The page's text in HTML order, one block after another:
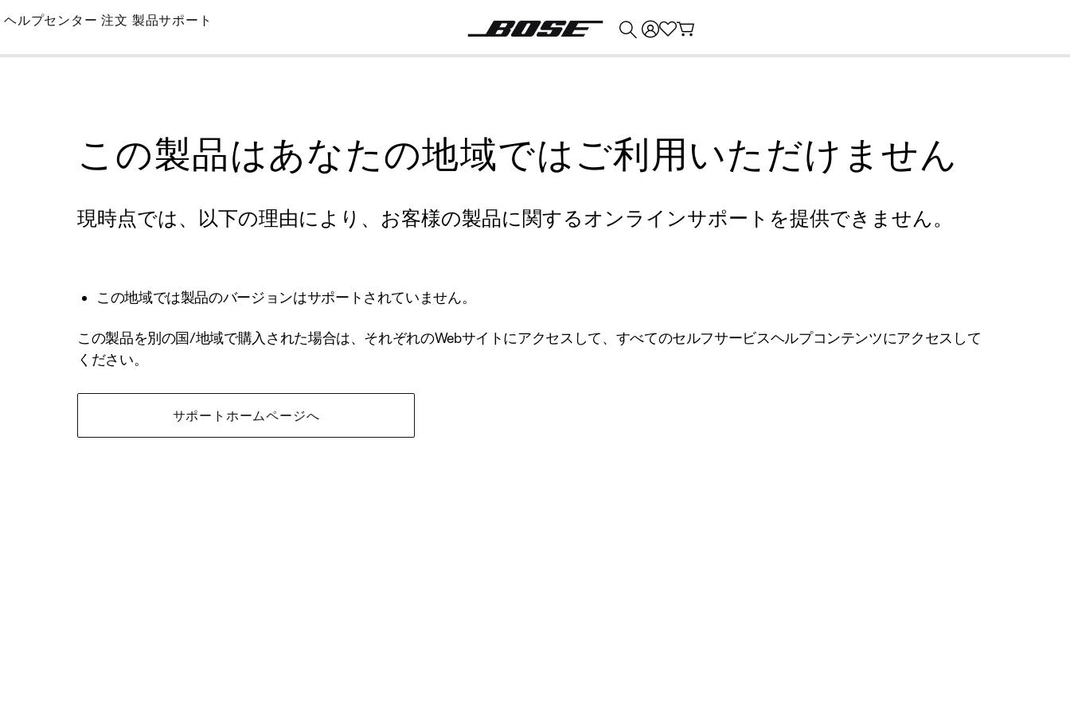
Skip
Main
ヘルプセンター 注文 製品サポート
この製品はあなたの地域ではご利用いただけません
現時点では、以下の理由により、お客様の製品に関するオンラインサポートを提供できません。
この地域では製品のバージョンはサポートされていません。
この製品を別の国/地域で購入された場合は、それぞれのWebサイトにアクセスして、すべてのセルフサービスヘルプコンテンツにアクセスして
ください。
サポートホームページへ